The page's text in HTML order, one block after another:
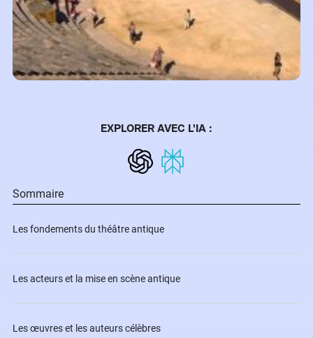
EXPLORER AVEC L'IA :
Sommaire
Les fondements du théâtre antique
Les acteurs et la mise en scène antique
Les œuvres et les auteurs célèbres